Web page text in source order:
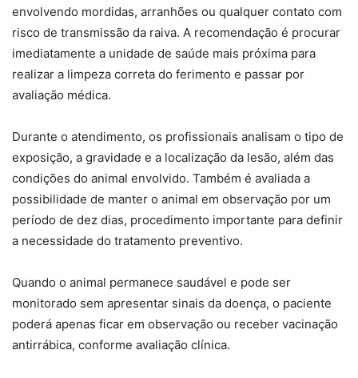
envolvendo mordidas, arranhões ou qualquer contato com
risco de transmissão da raiva. A recomendação é procurar
imediatamente a unidade de saúde mais próxima para
realizar a limpeza correta do ferimento e passar por
avaliação médica.
Durante o atendimento, os profissionais analisam o tipo de
exposição, a gravidade e a localização da lesão, além das
condições do animal envolvido. Também é avaliada a
possibilidade de manter o animal em observação por um
período de dez dias, procedimento importante para definir
a necessidade do tratamento preventivo.
Quando o animal permanece saudável e pode ser
monitorado sem apresentar sinais da doença, o paciente
poderá apenas ficar em observação ou receber vacinação
antirrábica, conforme avaliação clínica.